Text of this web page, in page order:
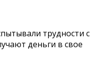
трудности с
деньги в свое